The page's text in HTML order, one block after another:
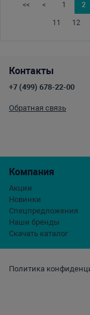
<< < 1 2
11 12
Политика
Компания
Акции
Новинки
Спецпредложения
Наши бренды
Скачать каталог
Контакты
+7 (499) 678-22-00
Обратная связь